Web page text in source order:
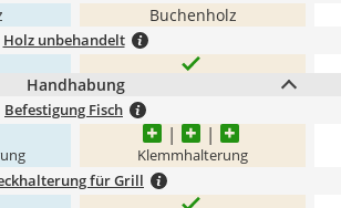
Buchenholz
Holz unbehandelt
Handhabung
Befestigung Fisch
Klemmhalterung
für Grill